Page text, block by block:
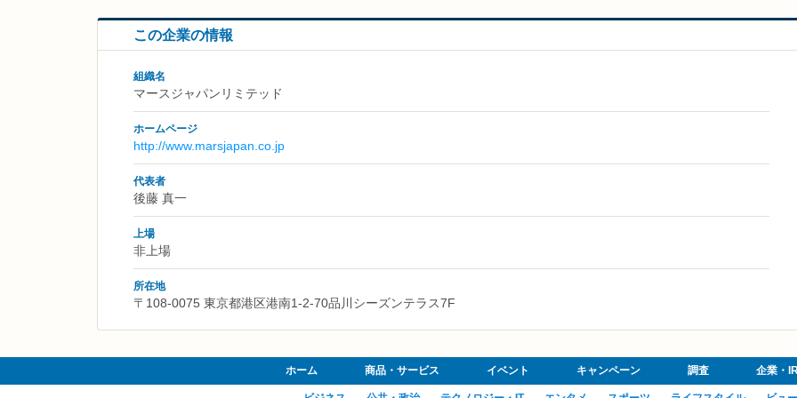
この企業の情報
組織名
マースジャパンリミテッド
ホームページ
http://www.marsjapan.co.jp
代表者
後藤 真一
上場
非上場
所在地
〒108-0075 東京都港区港南1-2-70品川シーズンテラス7F
ホーム 商品・サービス イベント キャンペーン 調査 企業・